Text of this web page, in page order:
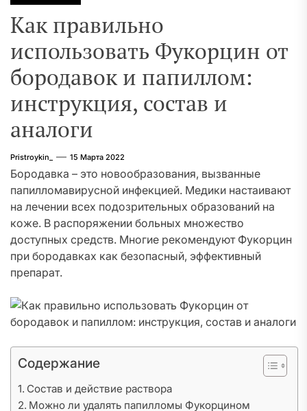
Как правильно
использовать Фукорцин от
бородавок и папиллом:
инструкция, состав и
аналоги
Pristroykin_ 15 Марта 2022
Бородавка – это новообразования, вызванные
папилломавирусной инфекцией. Медики настаивают
на лечении всех подозрительных образований на
коже. В распоряжении больных множество
доступных средств. Многие рекомендуют Фукорцин
при бородавках как безопасный, эффективный
препарат.
Содержание
Состав и действие раствора
Можно ли удалять папилломы Фукорцином